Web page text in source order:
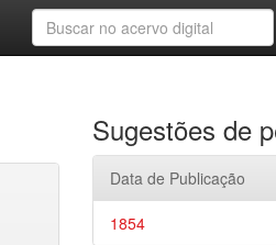
Sugestões de
Data de Publicação
1854